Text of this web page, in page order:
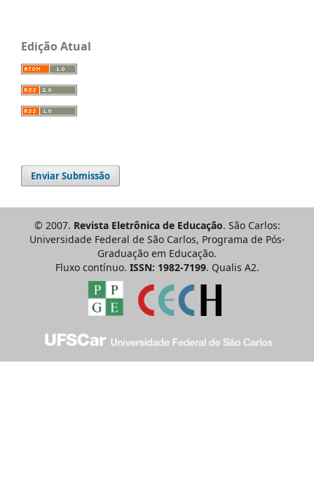
Edição Atual
Enviar Submissão
© 2007. Revista Eletrônica de Educação. São Carlos:
Universidade Federal de São Carlos, Programa de Pós-
Graduação em Educação.
Fluxo contínuo. ISSN: 1982-7199. Qualis A2.